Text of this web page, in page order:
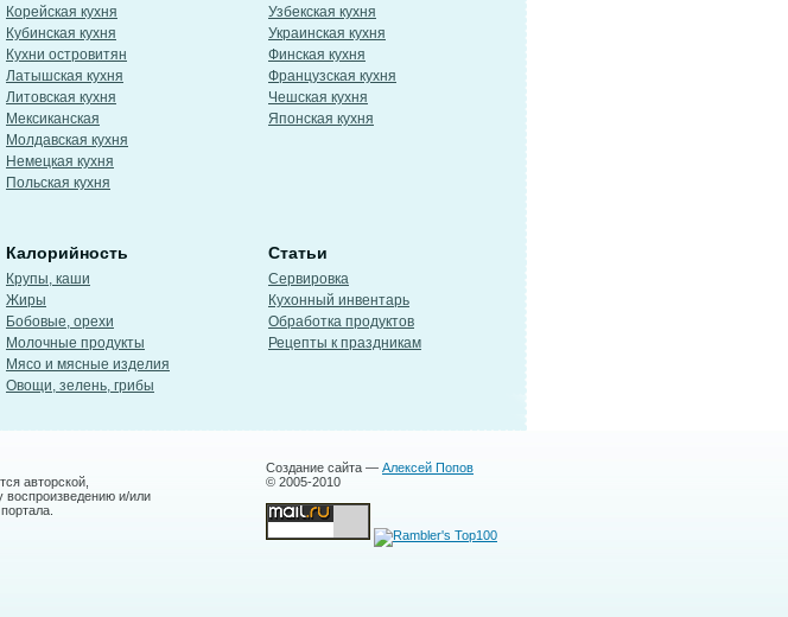
Корейская кухня
Кубинская кухня
Кухни островитян
Латышская кухня
Литовская кухня
Мексиканская
Молдавская кухня
Немецкая кухня
Польская кухня
Узбекская кухня
Украинская кухня
Финская кухня
Французская кухня
Чешская кухня
Японская кухня
Калорийность
Крупы, каши
Жиры
Бобовые, орехи
Молочные продукты
Мясо и мясные изделия
Овощи, зелень, грибы
Статьи
Сервировка
Кухонный инвентарь
Обработка продуктов
Рецепты к праздникам
авторской,
воспроизведению и/или
Создание сайта — Алексей Попов
© 2005-2010